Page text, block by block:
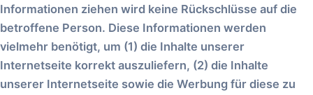
Informationen ziehen wird keine Rückschlüsse auf die
betroffene Person. Diese Informationen werden
vielmehr benötigt, um (1) die Inhalte unserer
Internetseite korrekt auszuliefern, (2) die Inhalte
unserer Internetseite sowie die Werbung für diese zu